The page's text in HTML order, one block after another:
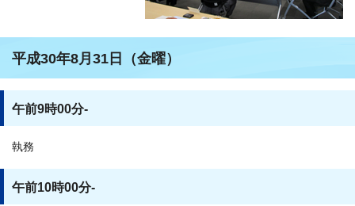
平成30年8月31日（金曜）
午前9時00分-
執務
午前10時00分-